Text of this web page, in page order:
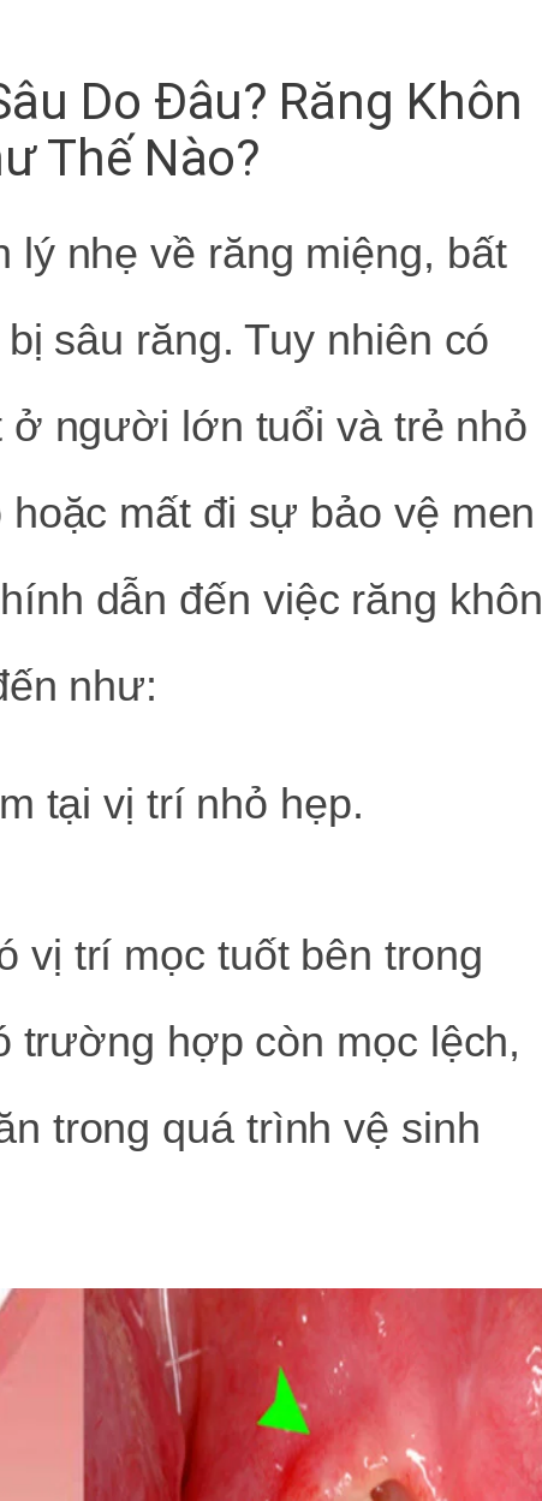
Do Đâu? Răng Khôn
Thế Nào?
lý nhẹ về răng miệng, bất
sâu răng. Tuy nhiên có
ở người lớn tuổi và trẻ nhỏ
mất đi sự bảo vệ men
dẫn đến việc răng khôn
như:
tại vị trí nhỏ hẹp.
vị trí mọc tuốt bên trong
trường hợp còn mọc lệch,
trong quá trình vệ sinh